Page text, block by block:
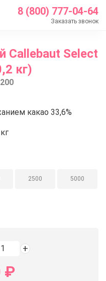
8 (800) 777-04-64
Заказать звонок
Select
кг)
Callebaut
какао 33,6%
2500 5000
₽